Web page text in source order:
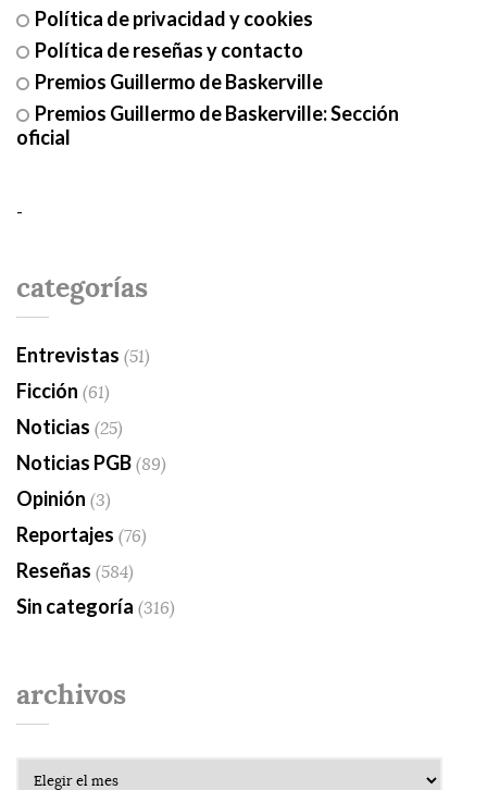
Política de privacidad y cookies
Política de reseñas y contacto
Premios Guillermo de Baskerville
Premios Guillermo de Baskerville: Sección
oficial
-
categorías
Entrevistas (51)
Ficción (61)
Noticias (25)
Noticias PGB(89)
Opinión (3)
Reportajes (76)
Reseñas (584)
Sin categoría (316)
archivos